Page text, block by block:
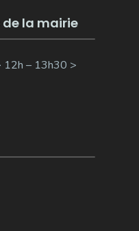
de la mairie
12h – 13h30 >